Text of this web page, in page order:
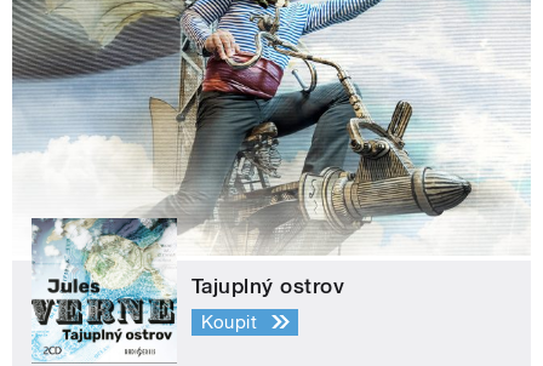
Tajuplný ostrov
Koupit